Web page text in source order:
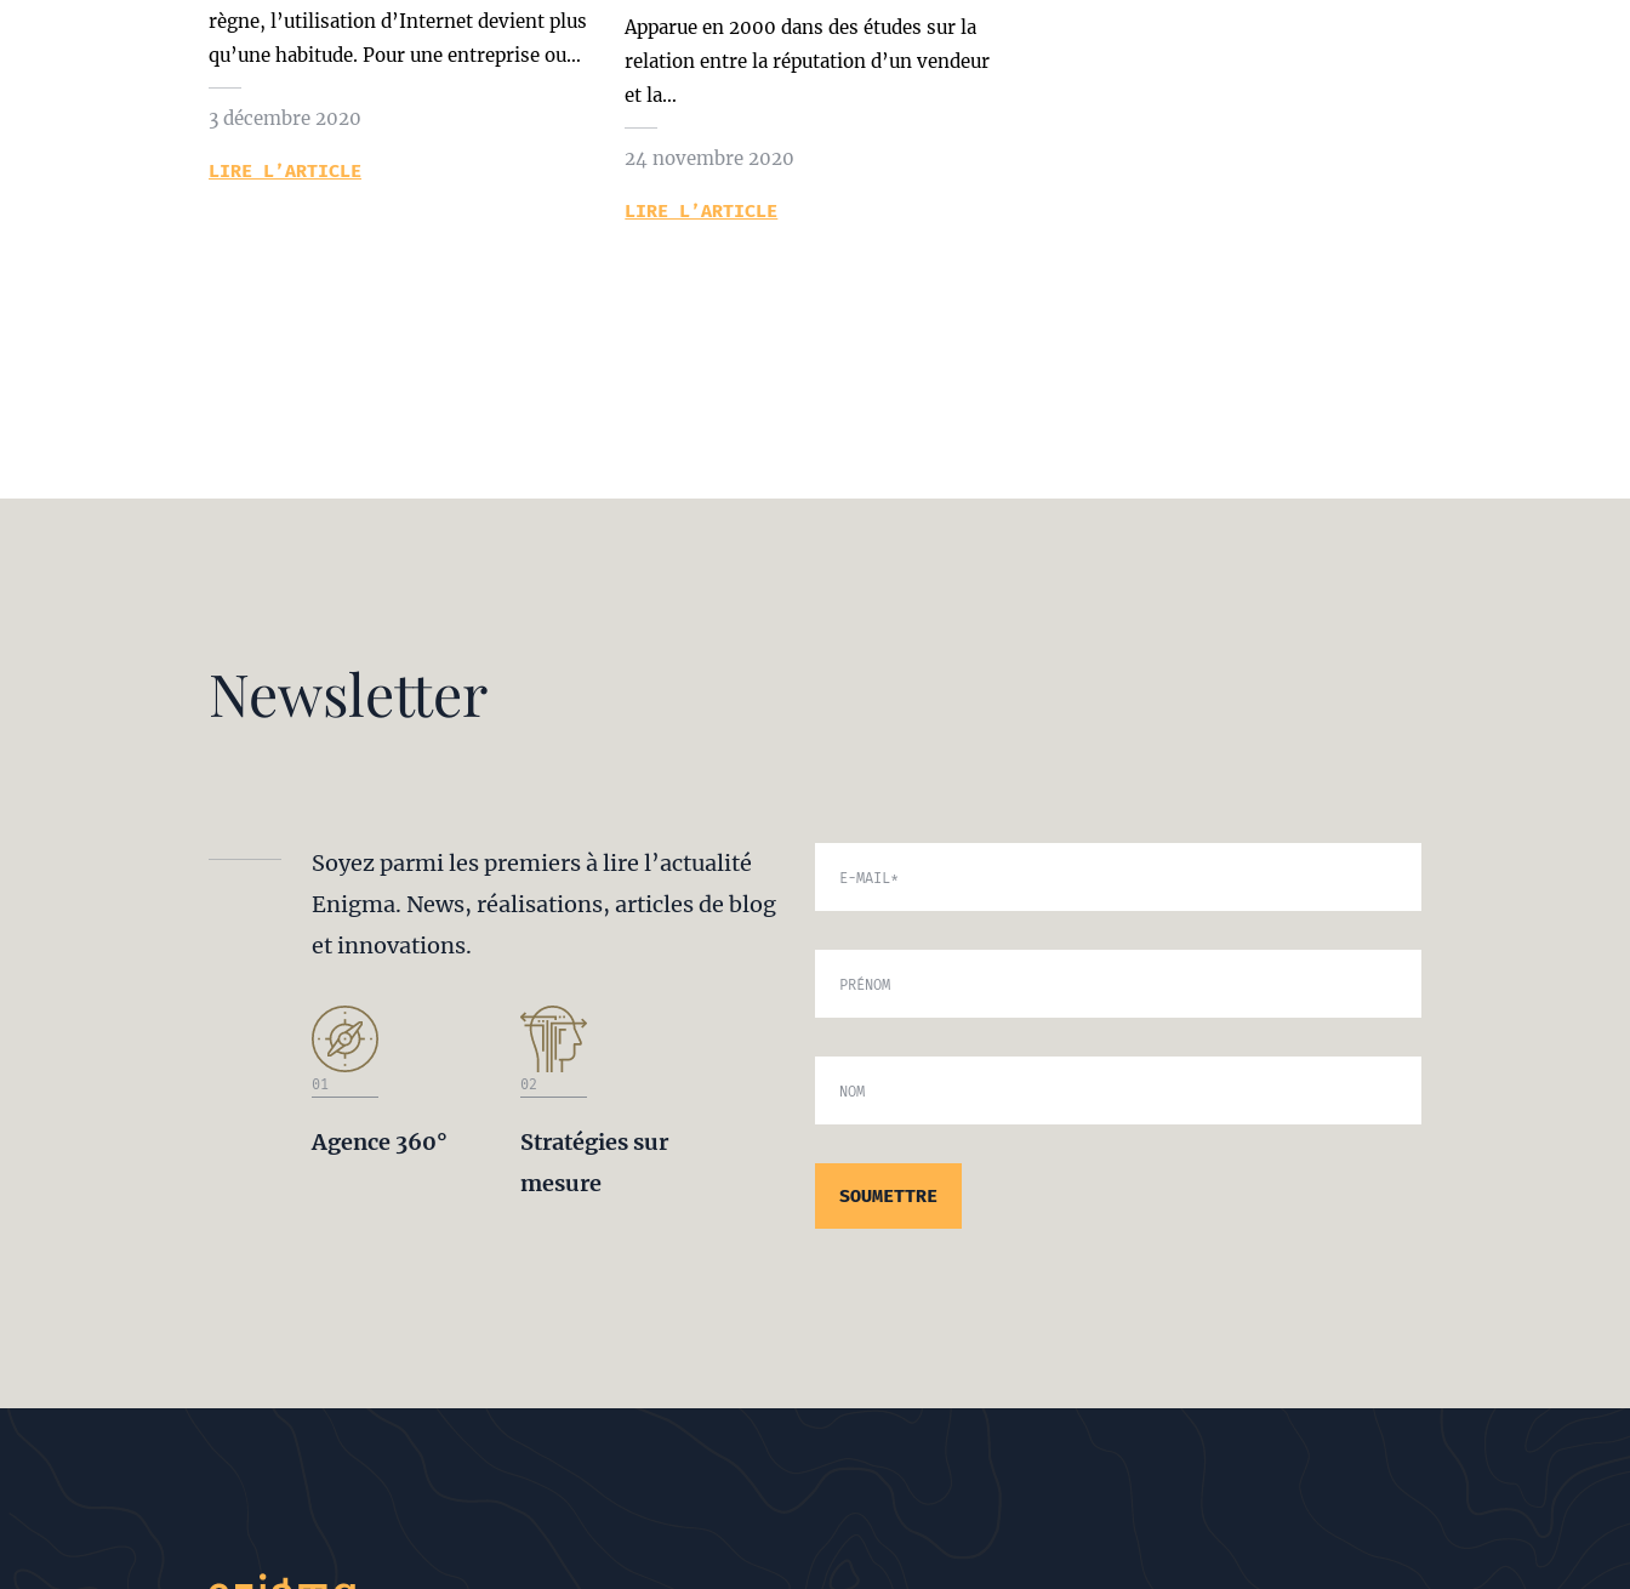
règne, l’utilisation d’Internet devient plus
qu’une habitude. Pour une entreprise ou…
3 décembre 2020
LIRE L’ARTICLE
Apparue en 2000 dans des études sur la
relation entre la réputation d’un vendeur
et la…
24 novembre 2020
LIRE L’ARTICLE
Newsletter
Soyez parmi les premiers à lire l’actualité
Enigma. News, réalisations, articles de blog
et innovations.
01
Agence 360°
02
Stratégies sur
mesure
E-MAIL*
PRÉNOM
NOM